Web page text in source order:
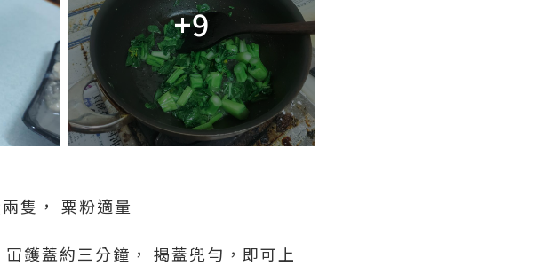
+9
隻， 粟粉適量
鑊蓋約三分鐘， 揭蓋兜勻，即可上